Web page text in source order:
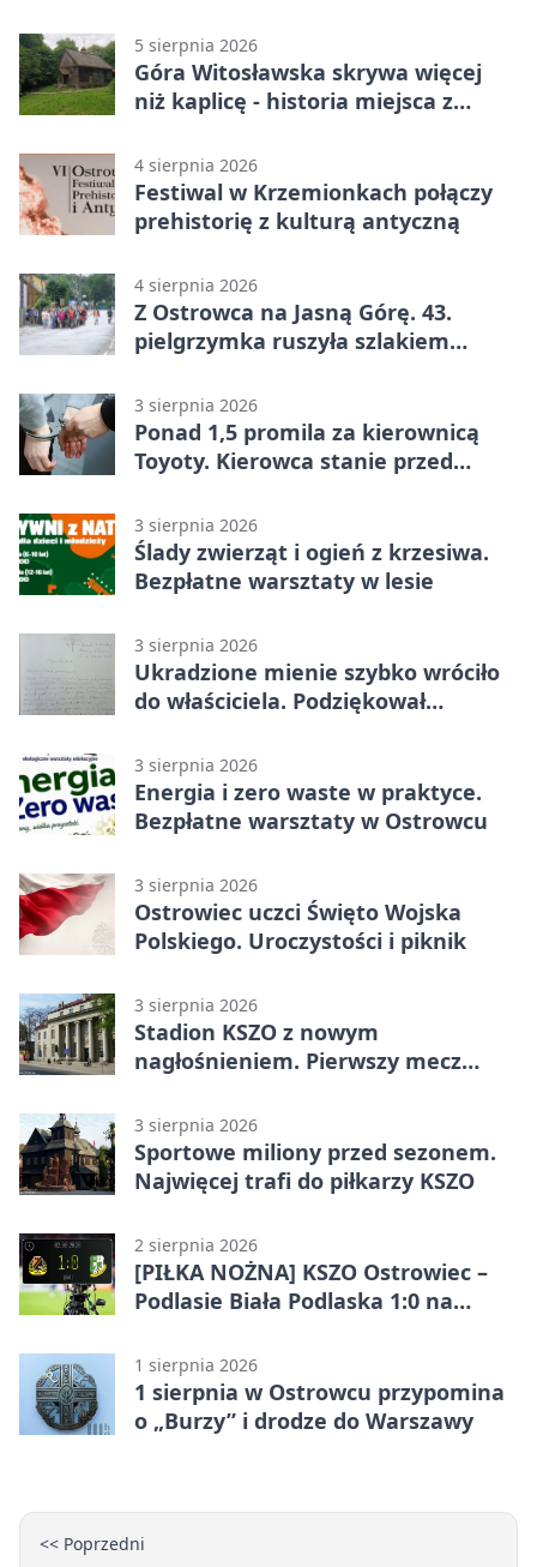
5 sierpnia 2026
Góra Witosławska skrywa więcej
niż kaplicę - historia miejsca z
4 sierpnia 2026
Festiwal w Krzemionkach połączy
prehistorię z kulturą antyczną
4 sierpnia 2026
Z Ostrowca na Jasną Górę. 43.
pielgrzymka ruszyła szlakiem
3 sierpnia 2026
Ponad 1,5 promila za kierownicą
Toyoty. Kierowca stanie przed
3 sierpnia 2026
Ślady zwierząt i ogień z krzesiwa.
Bezpłatne warsztaty w lesie
3 sierpnia 2026
Ukradzione mienie szybko wróciło
do właściciela. Podziękował
3 sierpnia 2026
Energia i zero waste w praktyce.
Bezpłatne warsztaty w Ostrowcu
3 sierpnia 2026
Ostrowiec uczci Święto Wojska
Polskiego. Uroczystości i piknik
3 sierpnia 2026
Stadion KSZO z nowym
nagłośnieniem. Pierwszy mecz
3 sierpnia 2026
Sportowe miliony przed sezonem.
Najwięcej trafi do piłkarzy KSZO
2 sierpnia 2026
[PIŁKA NOŻNA] KSZO Ostrowiec –
Podlasie Biała Podlaska 1:0 na
(Grupa IV)
1 sierpnia 2026
1 sierpnia w Ostrowcu przypomina
o „Burzy” i drodze do Warszawy
<< Poprzedni